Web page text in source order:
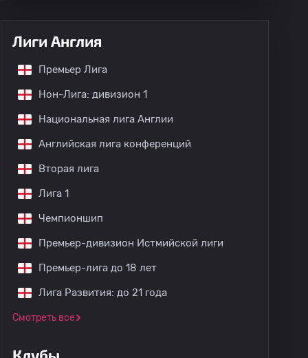
Лиги Англия
Премьер Лига
Нон-Лига: дивизион 1
Национальная лига Англии
Английская лига конференций
Вторая лига
Лига 1
Чемпионшип
Премьер-дивизион Истмийской лиги
Премьер-лига до 18 лет
Лига Развития: до 21 года
Смотреть все